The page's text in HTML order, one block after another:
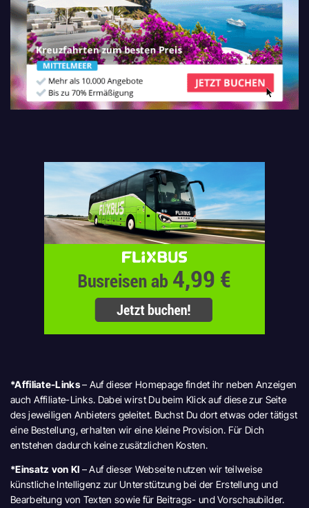
*Affiliate-Links– Auf dieser Homepage findet ihr neben Anzeigen
auch Affiliate-Links. Dabei wirst Du beim Klick auf diese zur Seite
des jeweiligen Anbieters geleitet. Buchst Du dort etwas oder tätigst
eine Bestellung, erhalten wir eine kleine Provision. Für Dich
entstehen dadurch keine zusätzlichen Kosten.
*Einsatz von KI – Auf dieser Webseite nutzen wir teilweise
künstliche Intelligenz zur Unterstützung bei der Erstellung und
Bearbeitung von Texten sowie für Beitrags- und Vorschaubilder.